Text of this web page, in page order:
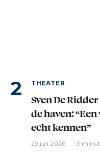
THEATER
Sven De
de haven:
echt kennen”
29 juli 2026 3